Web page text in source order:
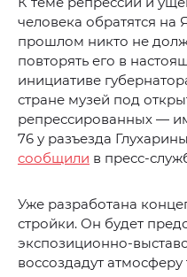
человека обратятся на
прошлом никто не
повторять его в
инициативе
стране музей под
репрессированных —
76 у разъезда
сообщили в пресс-
Уже разработана
стройки. Он будет
экспозиционно-
воссоздадут